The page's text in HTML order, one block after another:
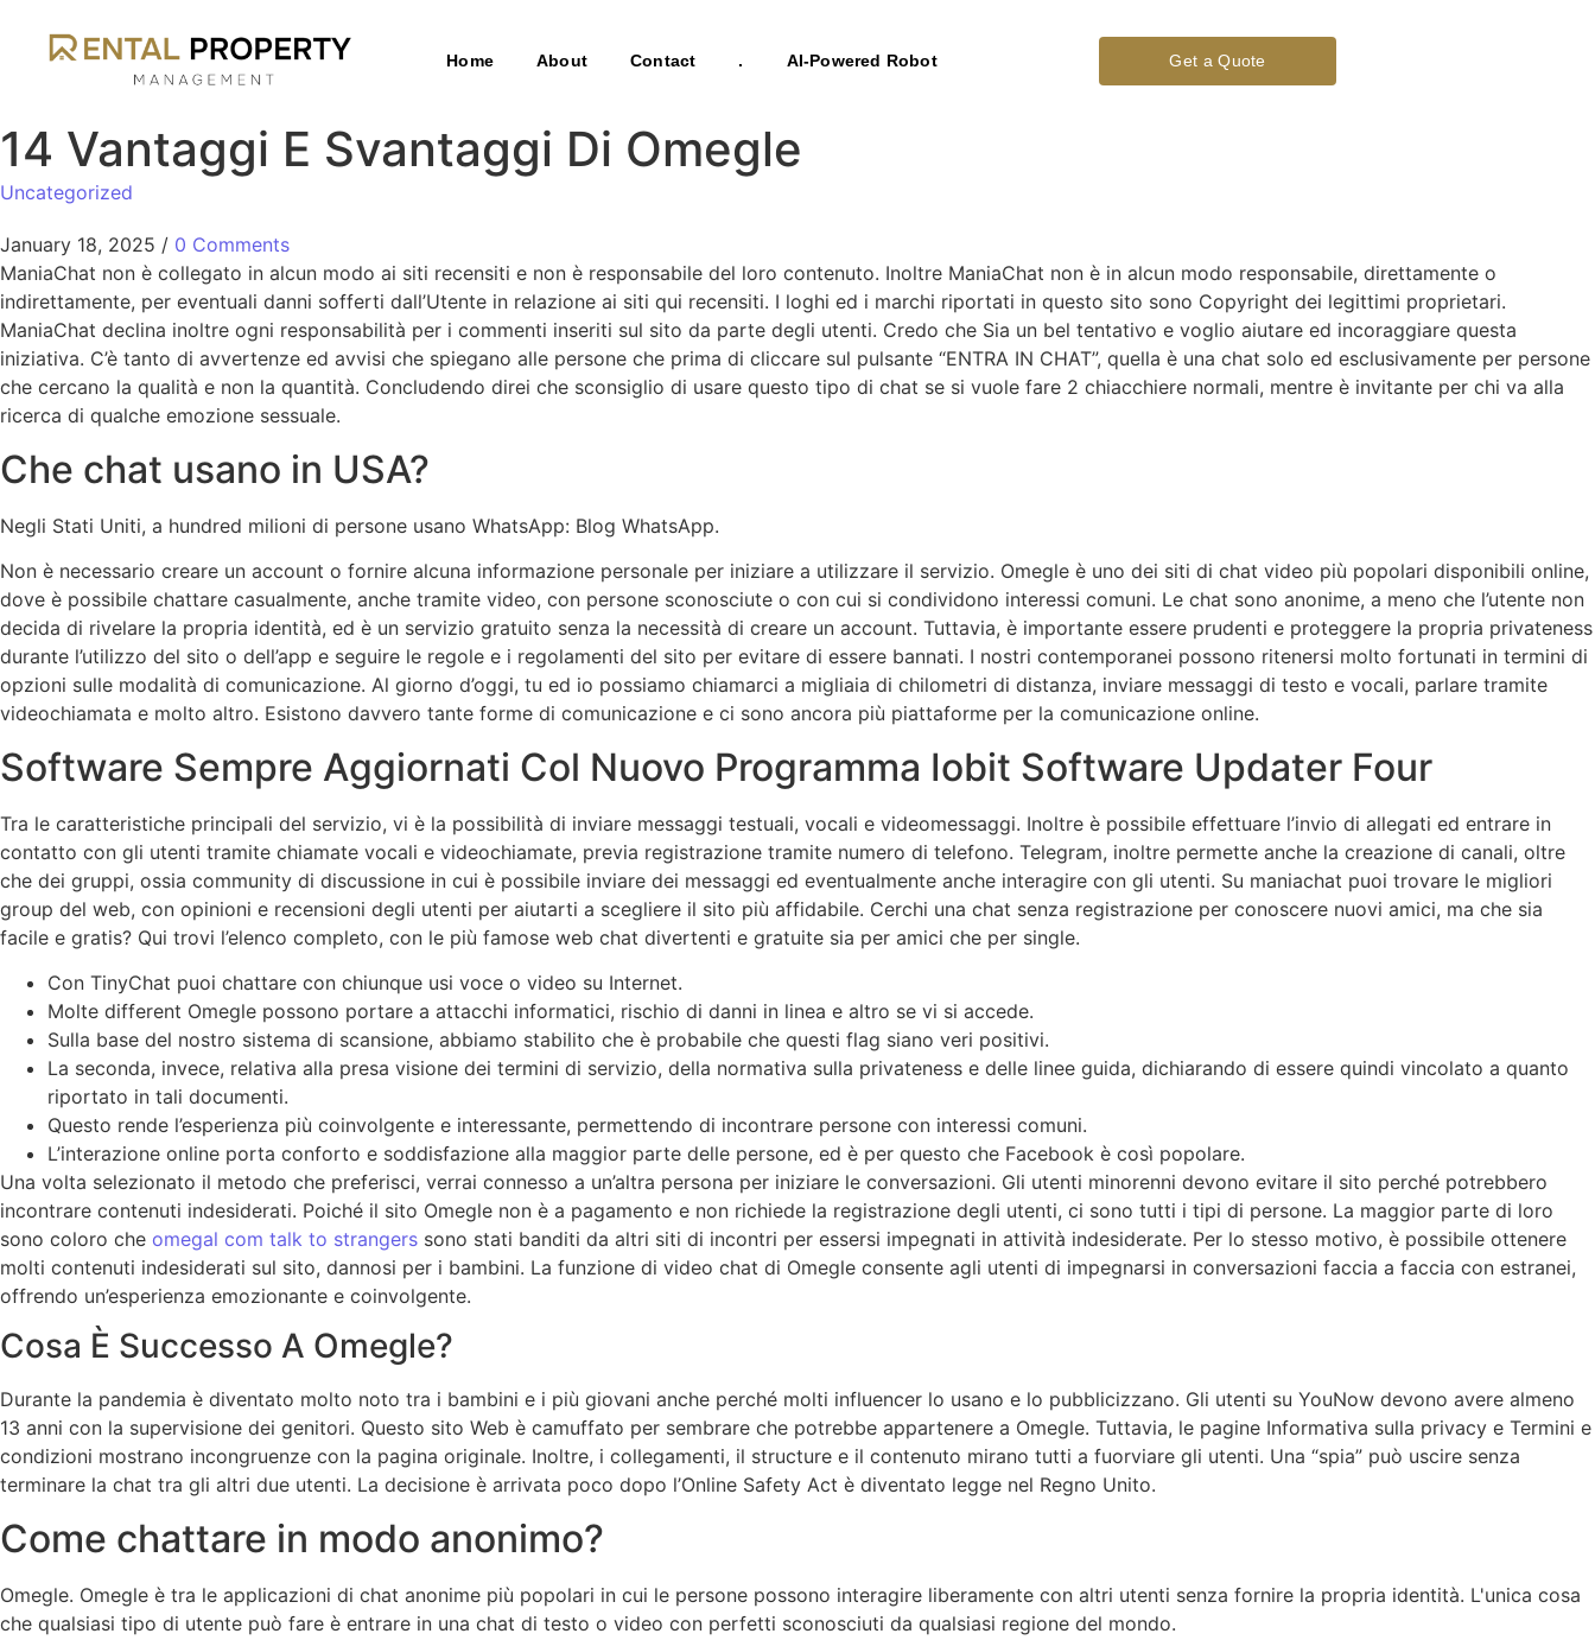
Home About Contact . AI-Powered Robot Get a Quote
14 Vantaggi E Svantaggi Di Omegle
Uncategorized
January 18, 2025 / 0 Comments
ManiaChat non è collegato in alcun modo ai siti recensiti e non è responsabile del loro contenuto. Inoltre ManiaChat non è in alcun modo responsabile, direttamente o
indirettamente, per eventuali danni sofferti dall’Utente in relazione ai siti qui recensiti. I loghi ed i marchi riportati in questo sito sono Copyright dei legittimi proprietari.
ManiaChat declina inoltre ogni responsabilità per i commenti inseriti sul sito da parte degli utenti. Credo che Sia un bel tentativo e voglio aiutare ed incoraggiare questa
iniziativa. C’è tanto di avvertenze ed avvisi che spiegano alle persone che prima di cliccare sul pulsante “ENTRA IN CHAT”, quella è una chat solo ed esclusivamente per persone
che cercano la qualità e non la quantità. Concludendo direi che sconsiglio di usare questo tipo di chat se si vuole fare 2 chiacchiere normali, mentre è invitante per chi va alla
ricerca di qualche emozione sessuale.
Che chat usano in USA?
Negli Stati Uniti, a hundred milioni di persone usano WhatsApp: Blog WhatsApp.
Non è necessario creare un account o fornire alcuna informazione personale per iniziare a utilizzare il servizio. Omegle è uno dei siti di chat video più popolari disponibili online,
dove è possibile chattare casualmente, anche tramite video, con persone sconosciute o con cui si condividono interessi comuni. Le chat sono anonime, a meno che l’utente non
decida di rivelare la propria identità, ed è un servizio gratuito senza la necessità di creare un account. Tuttavia, è importante essere prudenti e proteggere la propria privateness
durante l’utilizzo del sito o dell’app e seguire le regole e i regolamenti del sito per evitare di essere bannati. I nostri contemporanei possono ritenersi molto fortunati in termini di
opzioni sulle modalità di comunicazione. Al giorno d’oggi, tu ed io possiamo chiamarci a migliaia di chilometri di distanza, inviare messaggi di testo e vocali, parlare tramite
videochiamata e molto altro. Esistono davvero tante forme di comunicazione e ci sono ancora più piattaforme per la comunicazione online.
Software Sempre Aggiornati Col Nuovo Programma Iobit Software Updater Four
Tra le caratteristiche principali del servizio, vi è la possibilità di inviare messaggi testuali, vocali e videomessaggi. Inoltre è possibile effettuare l’invio di allegati ed entrare in
contatto con gli utenti tramite chiamate vocali e videochiamate, previa registrazione tramite numero di telefono. Telegram, inoltre permette anche la creazione di canali, oltre
che dei gruppi, ossia community di discussione in cui è possibile inviare dei messaggi ed eventualmente anche interagire con gli utenti. Su maniachat puoi trovare le migliori
group del web, con opinioni e recensioni degli utenti per aiutarti a scegliere il sito più affidabile. Cerchi una chat senza registrazione per conoscere nuovi amici, ma che sia
facile e gratis? Qui trovi l’elenco completo, con le più famose web chat divertenti e gratuite sia per amici che per single.
Con TinyChat puoi chattare con chiunque usi voce o video su Internet.
Molte different Omegle possono portare a attacchi informatici, rischio di danni in linea e altro se vi si accede.
Sulla base del nostro sistema di scansione, abbiamo stabilito che è probabile che questi flag siano veri positivi.
La seconda, invece, relativa alla presa visione dei termini di servizio, della normativa sulla privateness e delle linee guida, dichiarando di essere quindi vincolato a quanto
riportato in tali documenti.
Questo rende l’esperienza più coinvolgente e interessante, permettendo di incontrare persone con interessi comuni.
L’interazione online porta conforto e soddisfazione alla maggior parte delle persone, ed è per questo che Facebook è così popolare.
Una volta selezionato il metodo che preferisci, verrai connesso a un’altra persona per iniziare le conversazioni. Gli utenti minorenni devono evitare il sito perché potrebbero
incontrare contenuti indesiderati. Poiché il sito Omegle non è a pagamento e non richiede la registrazione degli utenti, ci sono tutti i tipi di persone. La maggior parte di loro
sono coloro che omegal com talk to strangers sono stati banditi da altri siti di incontri per essersi impegnati in attività indesiderate. Per lo stesso motivo, è possibile ottenere
molti contenuti indesiderati sul sito, dannosi per i bambini. La funzione di video chat di Omegle consente agli utenti di impegnarsi in conversazioni faccia a faccia con estranei,
offrendo un’esperienza emozionante e coinvolgente.
Cosa È Successo A Omegle?
Durante la pandemia è diventato molto noto tra i bambini e i più giovani anche perché molti influencer lo usano e lo pubblicizzano. Gli utenti su YouNow devono avere almeno
13 anni con la supervisione dei genitori. Questo sito Web è camuffato per sembrare che potrebbe appartenere a Omegle. Tuttavia, le pagine Informativa sulla privacy e Termini e
condizioni mostrano incongruenze con la pagina originale. Inoltre, i collegamenti, il structure e il contenuto mirano tutti a fuorviare gli utenti. Una “spia” può uscire senza
terminare la chat tra gli altri due utenti. La decisione è arrivata poco dopo l’Online Safety Act è diventato legge nel Regno Unito.
Come chattare in modo anonimo?
Omegle. Omegle è tra le applicazioni di chat anonime più popolari in cui le persone possono interagire liberamente con altri utenti senza fornire la propria identità. L'unica cosa
che qualsiasi tipo di utente può fare è entrare in una chat di testo o video con perfetti sconosciuti da qualsiasi regione del mondo.